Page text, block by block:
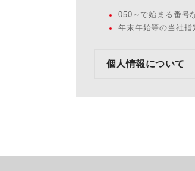
050～で始まる番号
年末年始等の当社指
個人情報について